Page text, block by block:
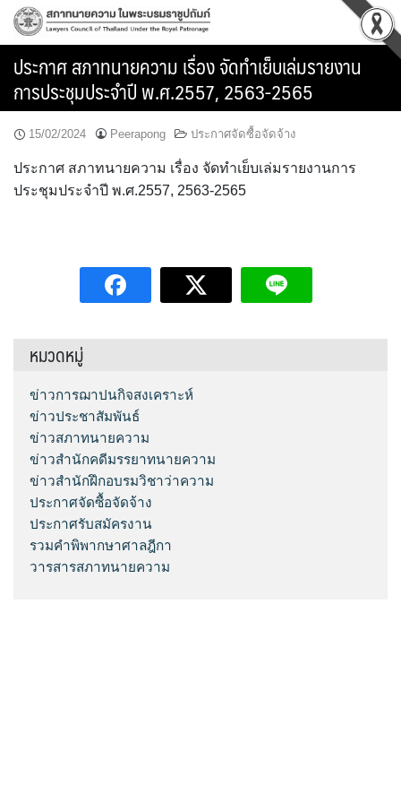
Skip
ประกาศ สภาทนายความ เรื่อง จัดทำเย็บเล่มรายงาน
การประชุมประจำปี พ.ศ.2557, 2563-2565
15/02/2024 Peerapong ประกาศจัดซื้อจัดจ้าง
ประกาศ สภาทนายความ เรื่อง จัดทำเย็บเล่มรายงานการ
ประชุมประจำปี พ.ศ.2557, 2563-2565
หมวดหมู่
ข่าวการฌาปนกิจสงเคราะห์
ข่าวประชาสัมพันธ์
ข่าวสภาทนายความ
ข่าวสำนักคดีมรรยาทนายความ
ข่าวสำนักฝึกอบรมวิชาว่าความ
ประกาศจัดซื้อจัดจ้าง
ประกาศรับสมัครงาน
รวมคำพิพากษาศาลฎีกา
วารสารสภาทนายความ